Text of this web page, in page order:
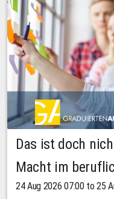
Das ist doch
Macht im
24 Aug 2026 07:00 to 25